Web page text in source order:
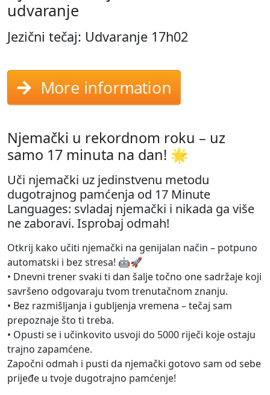
udvaranje
Jezični tečaj: Udvaranje 17h02
More information
Njemački u rekordnom roku – uz
samo 17 minuta na dan! 🌟
Uči njemački uz jedinstvenu metodu
dugotrajnog pamćenja od 17 Minute
Languages: svladaj njemački i nikada ga više
ne zaboravi. Isprobaj odmah!
Otkrij kako učiti njemački na genijalan način – potpuno
automatski i bez stresa! 🤖🚀
• Dnevni trener svaki ti dan šalje točno one sadržaje koji
savršeno odgovaraju tvom trenutačnom znanju.
• Bez razmišljanja i gubljenja vremena – tečaj sam
prepoznaje što ti treba.
• Opusti se i učinkovito usvoji do 5000 riječi koje ostaju
trajno zapamćene.
Započni odmah i pusti da njemački gotovo sam od sebe
prijeđe u tvoje dugotrajno pamćenje!